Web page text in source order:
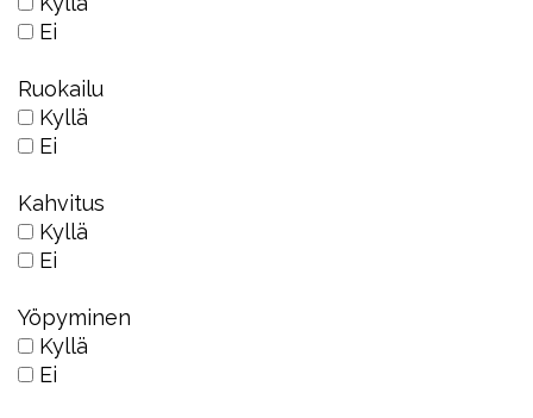
Ei
Ruokailu
Kyllä
Ei
Kahvitus
Kyllä
Ei
Yöpyminen
Kyllä
Ei